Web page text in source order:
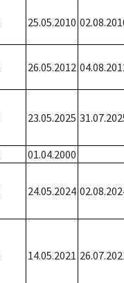
25.05.2010
26.05.2012
23.05.2025
01.04.2000
24.05.2024
14.05.2021